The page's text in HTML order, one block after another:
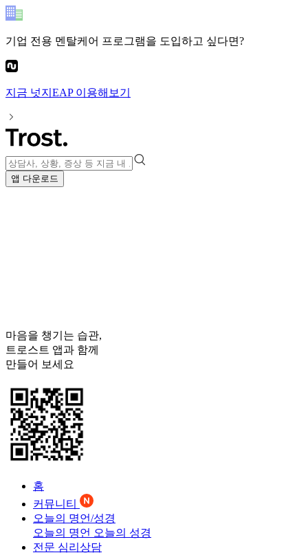
기업 전용 멘탈케어 프로그램을 도입하고 싶다면?
지금 넛지EAP이용해보기
앱 다운로드
마음을 챙기는 습관,
트로스트 앱과 함께
만들어 보세요
홈
커뮤니티
오늘의 명언/성경
오늘의 명언 오늘의 성경
전문 심리상담